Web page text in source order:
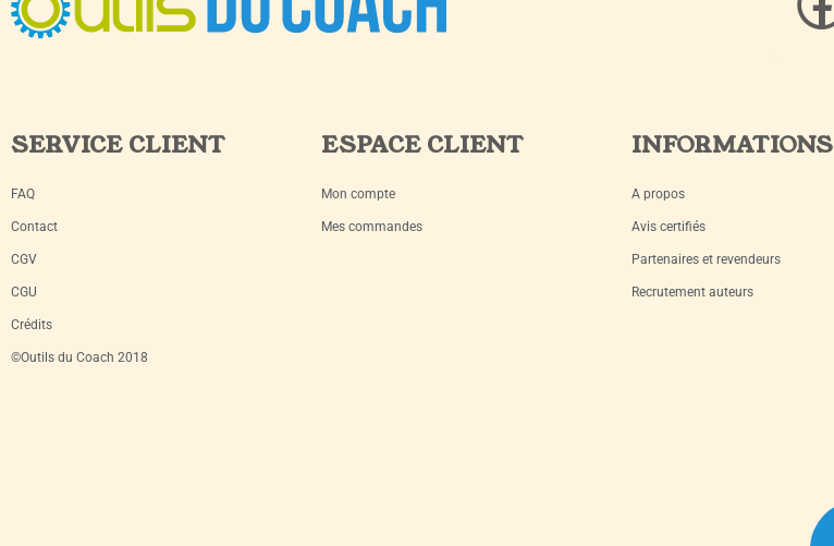
SERVICE CLIENT
FAQ
Contact
CGV
CGU
Crédits
©Outils du Coach 2018
ESPACE CLIENT
Mon compte
Mes commandes
INFORMATIONS
A propos
Avis certifiés
Partenaires et revendeurs
Recrutement auteurs